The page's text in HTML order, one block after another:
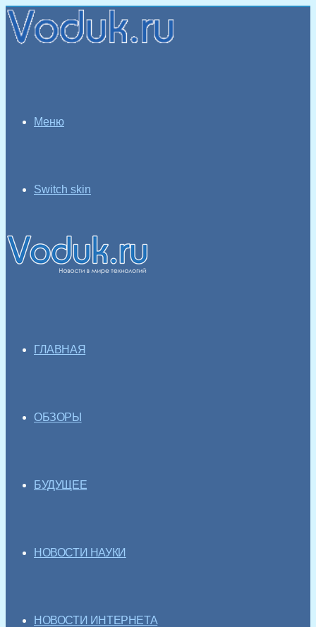
Меню
Switch skin
ГЛАВНАЯ
ОБЗОРЫ
БУДУЩЕЕ
НОВОСТИ НАУКИ
НОВОСТИ ИНТЕРНЕТА